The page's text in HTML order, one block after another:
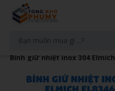
Bình giữ nhiệt inox 304